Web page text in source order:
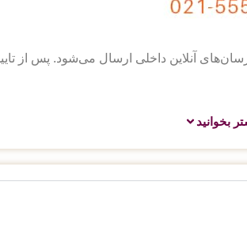
آنلاین داخلی ارسال می‌شود. پس از
بخوانید